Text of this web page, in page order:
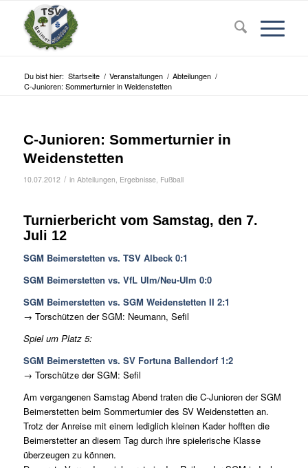
Du bist hier: Startseite / Veranstaltungen / Abteilungen /
C-Junioren: Sommerturnier in Weidenstetten
C-Junioren: Sommerturnier in
Weidenstetten
10.07.2012 / in Abteilungen, Ergebnisse, Fußball
Turnierbericht vom Samstag, den 7.
Juli 12
SGM Beimerstetten vs. TSV Albeck 0:1
SGM Beimerstetten vs. VfL Ulm/Neu-Ulm 0:0
SGM Beimerstetten vs. SGM Weidenstetten II 2:1
→ Torschützen der SGM: Neumann, Sefil
Spiel um Platz 5:
SGM Beimerstetten vs. SV Fortuna Ballendorf 1:2
→ Torschütze der SGM: Sefil
Am vergangenen Samstag Abend traten die C-Junioren der SGM
Beimerstetten beim Sommerturnier des SV Weidenstetten an.
Trotz der Anreise mit einem lediglich kleinen Kader hofften die
Beimerstetter an diesem Tag durch ihre spielerische Klasse
überzeugen zu können.